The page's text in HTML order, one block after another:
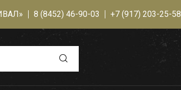
8 (8452) 46-90-03 +7 (917) 203-25-58